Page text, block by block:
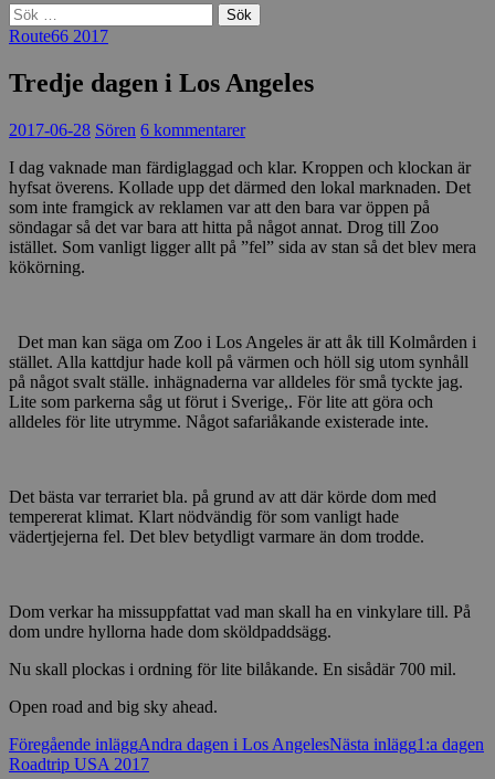
Sök
efter:
Route66 2017
Tredje dagen i Los Angeles
2017-06-28 Sören 6 kommentarer
I dag vaknade man färdiglaggad och klar. Kroppen och klockan är
hyfsat överens. Kollade upp det därmed den lokal marknaden. Det
som inte framgick av reklamen var att den bara var öppen på
söndagar så det var bara att hitta på något annat. Drog till Zoo
istället. Som vanligt ligger allt på ”fel” sida av stan så det blev mera
kökörning.
Det man kan säga om Zoo i Los Angeles är att åk till Kolmården i
stället. Alla kattdjur hade koll på värmen och höll sig utom synhåll
på något svalt ställe. inhägnaderna var alldeles för små tyckte jag.
Lite som parkerna såg ut förut i Sverige,. För lite att göra och
alldeles för lite utrymme. Något safariåkande existerade inte.
Det bästa var terrariet bla. på grund av att där körde dom med
tempererat klimat. Klart nödvändig för som vanligt hade
vädertjejerna fel. Det blev betydligt varmare än dom trodde.
Dom verkar ha missuppfattat vad man skall ha en vinkylare till. På
dom undre hyllorna hade dom sköldpaddsägg.
Nu skall plockas i ordning för lite bilåkande. En sisådär 700 mil.
Open road and big sky ahead.
Inläggsnavigering
Föregående inläggAndra dagen i Los AngelesNästa inlägg1:a dagen
Roadtrip USA 2017